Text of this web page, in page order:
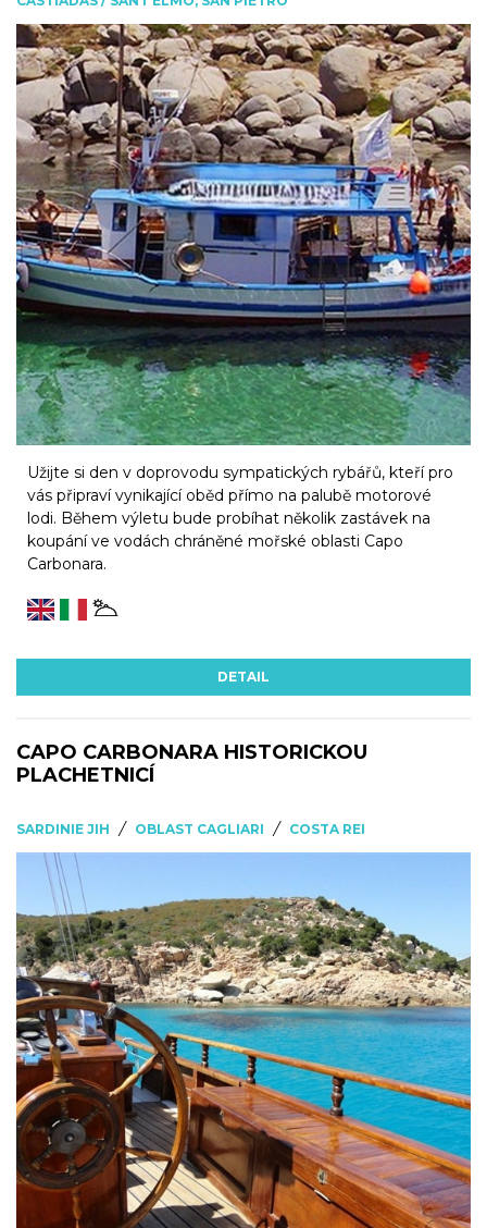
Užijte si den v doprovodu sympatických rybářů, kteří pro
vás připraví vynikající oběd přímo na palubě motorové
lodi. Během výletu bude probíhat několik zastávek na
koupání ve vodách chráněné mořské oblasti Capo
Carbonara.
DETAIL
CAPO CARBONARA HISTORICKOU
PLACHETNICÍ
SARDINIE JIH / OBLAST CAGLIARI / COSTA REI